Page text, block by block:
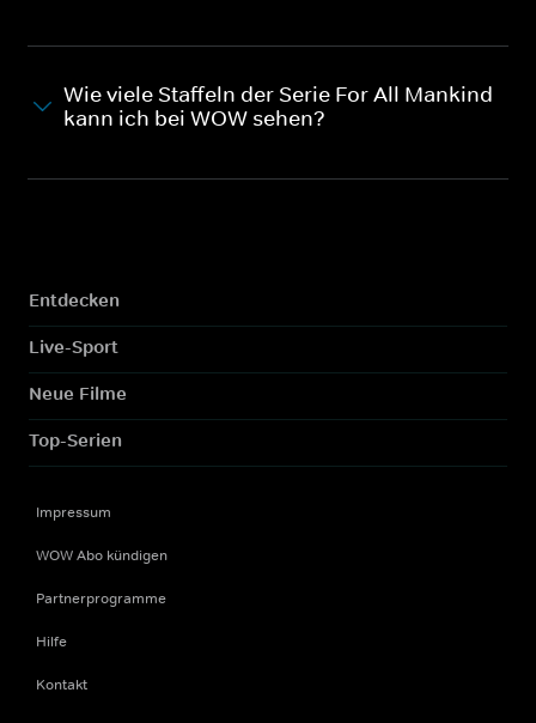
Wie viele Staffeln der Serie For All Mankind
kann ich bei WOW sehen?
Entdecken
Live-Sport
Neue Filme
Top-Serien
Impressum
WOW Abo kündigen
Partnerprogramme
Hilfe
Kontakt